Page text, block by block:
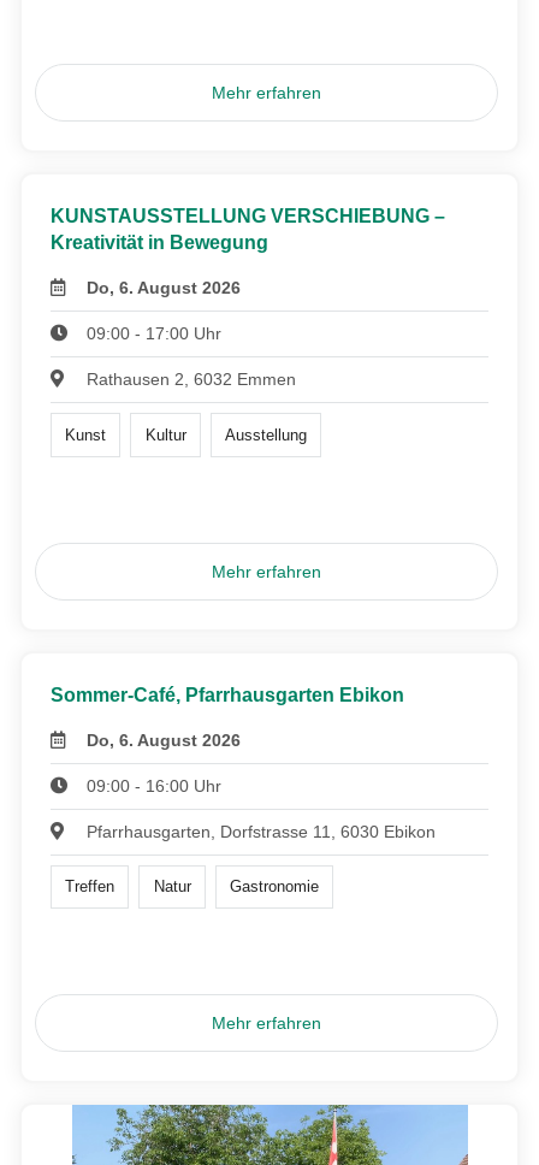
Mehr erfahren
KUNSTAUSSTELLUNG VERSCHIEBUNG –
Kreativität in Bewegung
Do, 6. August 2026
09:00 - 17:00 Uhr
Rathausen 2, 6032 Emmen
Kunst Kultur Ausstellung
Mehr erfahren
Sommer-Café, Pfarrhausgarten Ebikon
Do, 6. August 2026
09:00 - 16:00 Uhr
Pfarrhausgarten, Dorfstrasse 11, 6030 Ebikon
Treffen Natur Gastronomie
Mehr erfahren